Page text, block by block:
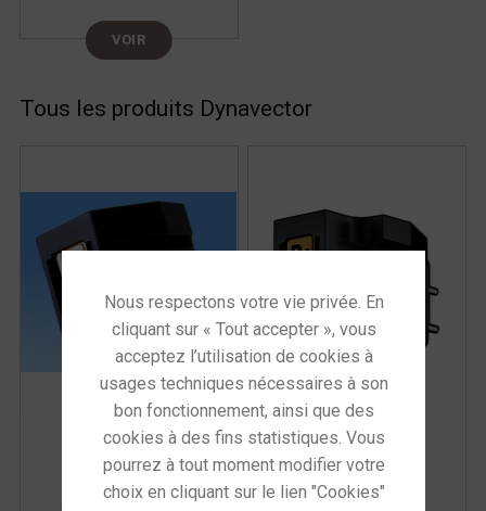
VOIR
Tous les produits Dynavector
Dynavector DV
20X-2A L
Dynavector DV-
XX2A